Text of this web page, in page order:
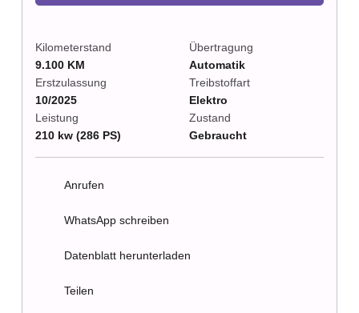
Kilometerstand
9.100 KM
Erstzulassung
10/2025
Leistung
210 kw (286 PS)
Übertragung
Automatik
Treibstoffart
Elektro
Zustand
Gebraucht
Anrufen
WhatsApp schreiben
Datenblatt herunterladen
Teilen